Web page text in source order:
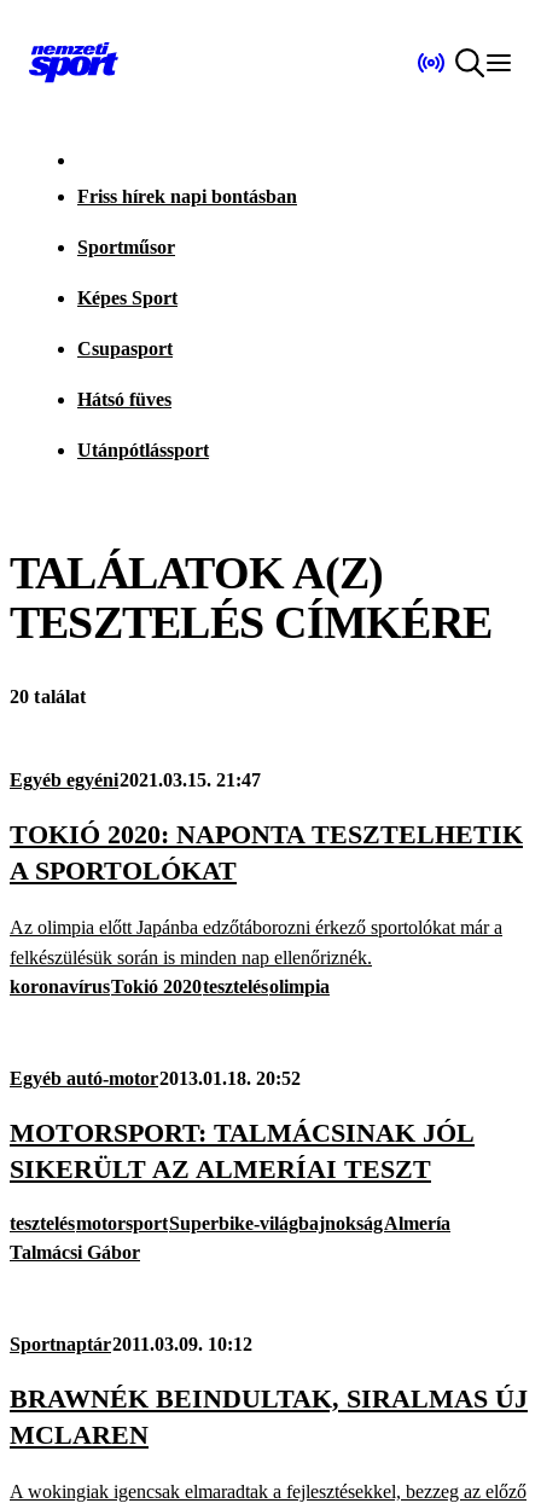
Friss hírek napi bontásban
Sportműsor
Képes Sport
Csupasport
Hátsó füves
Utánpótlássport
TALÁLATOK A(Z)
TESZTELÉS CÍMKÉRE
20 találat
Egyéb egyéni2021.03.15. 21:47
TOKIÓ 2020: NAPONTA TESZTELHETIK
A SPORTOLÓKAT
Az olimpia előtt Japánba edzőtáborozni érkező sportolókat már a
felkészülésük során is minden nap ellenőriznék.
koronavírusTokió 2020tesztelésolimpia
Egyéb autó-motor2013.01.18. 20:52
MOTORSPORT: TALMÁCSINAK JÓL
SIKERÜLT AZ ALMERÍAI TESZT
tesztelésmotorsportSuperbike-világbajnokságAlmería
Talmácsi Gábor
Sportnaptár2011.03.09. 10:12
BRAWNÉK BEINDULTAK, SIRALMAS ÚJ
MCLAREN
A wokingiak igencsak elmaradtak a fejlesztésekkel, bezzeg az előző